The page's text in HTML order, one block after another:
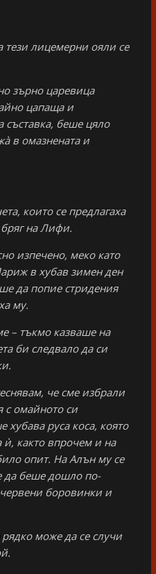
лицемерни ояли се
зърно царевица
цапаща и
съставка, беше цяло
в омазнената и
които се предлагаха
на Лифи.
изпечено, меко като
в хубав зимен ден
да попие стридения
му.
– тъкмо казваше на
би следвало да си
че сме избрали
с омайното си
руса коса, която
както впрочем и на
опит. На Алън му се
да беше дошло по-
червени боровинки и
може да се случи